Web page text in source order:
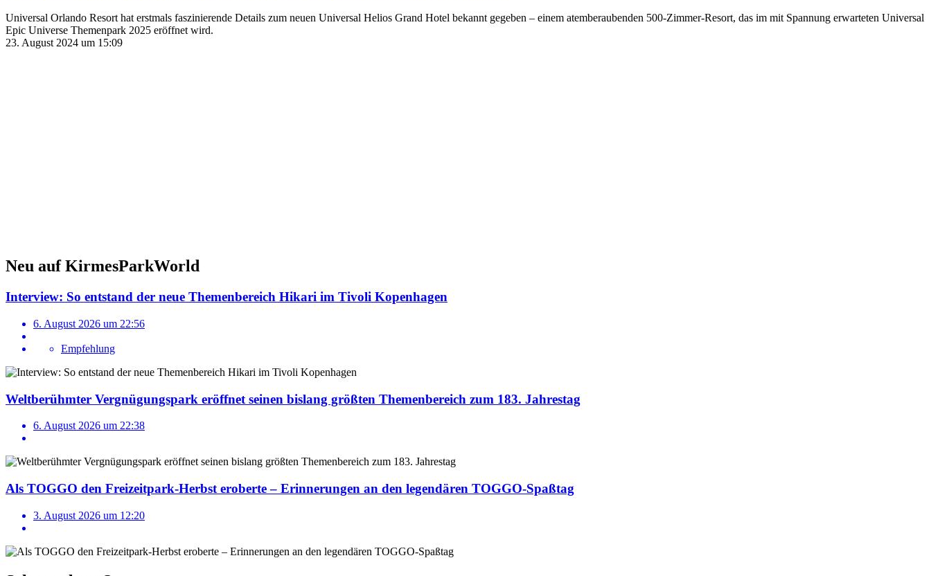
Universal Orlando Resort hat erstmals faszinierende Details zum neuen Universal Helios Grand Hotel bekannt gegeben – einem atemberaubenden 500-Zimmer-Resort, das im mit Spannung erwarteten Universal
Epic Universe Themenpark 2025 eröffnet wird.
23. August 2024 um 15:09
Neu auf KirmesParkWorld
Interview: So entstand der neue Themenbereich Hikari im Tivoli Kopenhagen
6. August 2026 um 22:56
Empfehlung
Weltberühmter Vergnügungspark eröffnet seinen bislang größten Themenbereich zum 183. Jahrestag
6. August 2026 um 22:38
Als TOGGO den Freizeitpark-Herbst eroberte – Erinnerungen an den legendären TOGGO-Spaßtag
3. August 2026 um 12:20